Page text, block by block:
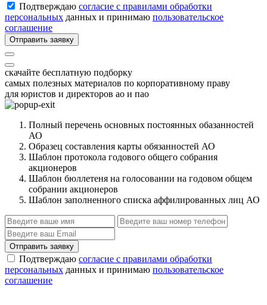
Подтверждаю согласие с правилами обработки
персональных данных и принимаю пользовательское
соглашение
Отправить заявку
скачайте бесплатную подборку
самых полезных материалов по корпоративному праву
для юристов и директоров ао и пао
Полный перечень основных постоянных обазанностей
АО
Образец составления карты обязанностей АО
Шаблон протокола годового общего собрания
акционеров
Шаблон бюллетеня на голосовании на годовом общем
собрании акционеров
Шаблон заполненного списка аффилированных лиц АО
Отправить заявку
Подтверждаю согласие с правилами обработки
персональных данных и принимаю пользовательское
соглашение